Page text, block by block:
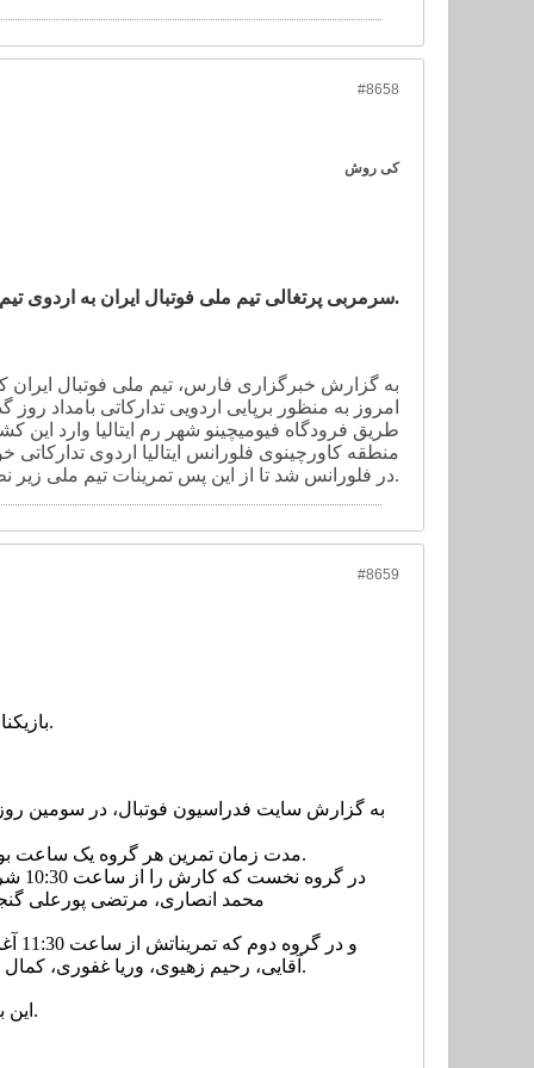
#8658
کی روش
سرمربی پرتغالی تیم ملی فوتبال ایران به اردوی تیم ملی در ایتالیا اضافه شد.
امروز به منظور برپایی اردویی تدارکاتی بامداد
طریق فرودگاه فیومیچینو شهر رم ایتالیا وارد
منطقه کاورچینوی فلورانس ایتالیا اردوی تدارکاتی
در فلورانس شد تا از این پس تمرینات تیم ملی زیر نظر این مربی پرتغالی دنبال شود.
#8659
بازیکنان تیم ملی صبح امروز به تمرینات خود ادامه دادند.
مدت زمان تمرین هر گروه یک ساعت بود و همه 24 بازیکن حاضر در اردوی تیم ملی در این تمرین که در سالن برگزار شد حضور داشتند.
در
محمد انصاری، مرتضی پورعلی
و
آقایی، رحیم زهیوی، وریا غفوری، کمال کامیابی نیا، داریوش شجاعیان، سروش رفیعی، وحید امیری و احسان حاج صفی دیده می شدند.
این بازیکنان در طول تمرین جدی و یک ساعته خود با توپ اسفنجی، مدیسین بال و کش تمرین کردند.